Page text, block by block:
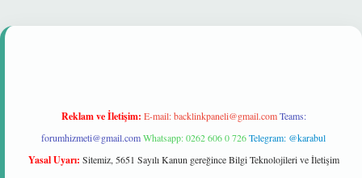
Reklam ve İletişim: E-mail:backlinkpaneli@gmail.com Teams:
forumhizmeti@gmail.comWhatsapp: 0262 606 0 726Telegram: @karabul
Yasal Uyarı: Sitemiz, 5651 Sayılı Kanun gereğince Bilgi Teknolojileri ve İletişim